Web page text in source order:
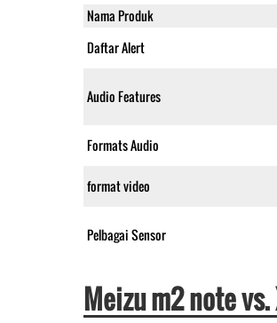
Nama Produk
Daftar Alert
Audio Features
Formats Audio
format video
Pelbagai Sensor
Meizu m2 note